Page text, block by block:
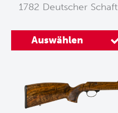
1782 Deutscher Schaft
Auswählen